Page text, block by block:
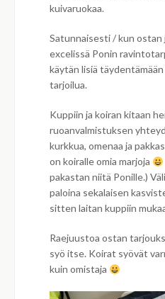
kuivaruokaa.
Satunnaisesti / kun
excelissä Ponin
käytän lisiä
tarjoilua.
Kuppiin ja koiran kitaan
ruoanvalmistuksen
kurkkua, omenaa ja
on koiralle omia marjoja
pakastan niitä Ponille.)
paloina sekalaisen
sitten laitan kuppiin
Raejuustoa ostan
syö itse. Koirat syövät
kuin omistaja